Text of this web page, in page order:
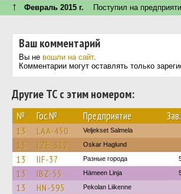
↑ Февраль 2015 г. Поступил на
Ваш комментарий
Вы не вошли на сайт.
Комментарии могут оставлять только
Другие ТС с этим номером:
№ Гос.№ Предприятие
13 LAA-450 Veljekset Salmela
13 LZE-312 Oskar Haglund
13 IIF-37 Разные города
13 IBZ-55 Hämeen Linja
13 HN-595 Pekolan Liikenne